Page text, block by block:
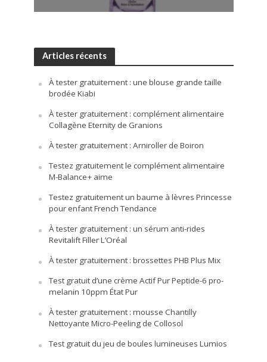
Articles récents
À tester gratuitement : une blouse grande taille
brodée Kiabi
À tester gratuitement : complément alimentaire
Collagène Eternity de Granions
À tester gratuitement : Arniroller de Boiron
Testez gratuitement le complément alimentaire
M-Balance+ aime
Testez gratuitement un baume à lèvres Princesse
pour enfant French Tendance
À tester gratuitement : un sérum anti-rides
Revitalift Filler L’Oréal
À tester gratuitement : brossettes PHB Plus Mix
Test gratuit d’une crème Actif Pur Peptide-6 pro-
melanin 10ppm État Pur
À tester gratuitement : mousse Chantilly
Nettoyante Micro-Peeling de Collosol
Test gratuit du jeu de boules lumineuses Lumios